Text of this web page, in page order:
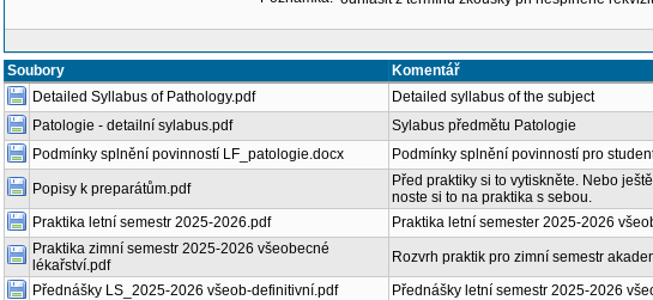
Soubory
Komentář
Detailed Syllabus of Pathology.pdf
Detailed syllabus of the subject
Patologie - detailní sylabus.pdf
Sylabus předmětu Patologie
Podmínky splnění povinností LF_patologie.docx
Podmínky splnění povinností pro
Popisy k preparátům.pdf
Před praktiky si to vytiskněte. Nebo
noste si to na praktika s sebou.
Praktika letní semestr 2025-2026.pdf
Praktika letní semester 2025-2026
Praktika zimní semestr 2025-2026 všeobecné
lékařství.pdf
Rozvrh praktik pro zimní semestr
Přednášky LS_2025-2026 všeob-definitivní.pdf
Přednášky letní semestr 2025-2026